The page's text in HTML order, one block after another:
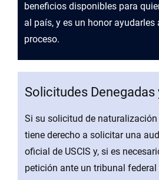
beneficios disponibles para
al país, y es un honor ayudarles
proceso.
Solicitudes
Si su solicitud de
tiene derecho a solicitar una
oficial de USCIS y, si es
petición ante un tribunal federal